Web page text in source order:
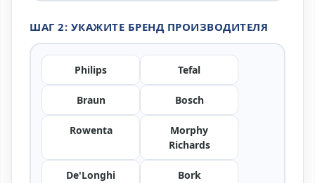
ШАГ 2: УКАЖИТЕ БРЕНД ПРОИЗВОДИТЕЛЯ
Philips Tefal
Braun Bosch
Rowenta
Morphy
Richards
De'Longhi Bork